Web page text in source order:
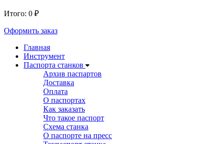
Итого: 0 ₽
Оформить заказ
Главная
Инструмент
Паспорта станков
Архив паспартов
Доставка
Оплата
О паспортах
Как заказать
Что такое паспорт
Схема станка
О паспорте на пресс